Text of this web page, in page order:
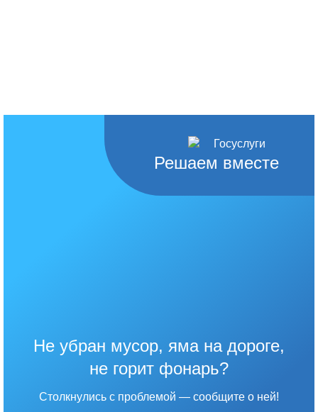
Решаем вместе
Не убран мусор, яма на дороге,
не горит фонарь?
Столкнулись с проблемой — сообщите о ней!